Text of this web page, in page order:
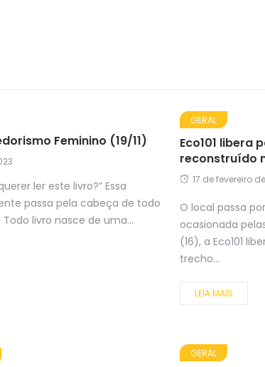
Feminino (19/11)
ler este livro?” Essa
passa pela cabeça de todo
livro nasce de uma...
GERAL
Eco101
reconstruído
17 de fevereiro
O local passa
ocasionada
(16), a Eco101
trecho...
LEIA MAIS
GERAL